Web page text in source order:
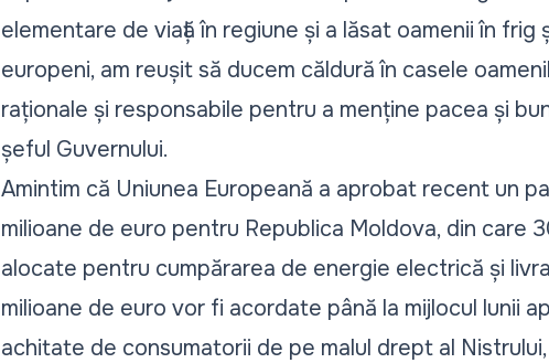
elementare de viață în regiune și a lăsat oamenii în
europeni, am reușit să ducem căldură în casele
raționale și responsabile pentru a menține pacea și
șeful Guvernului.
Amintim că Uniunea Europeană a aprobat recent un
milioane de euro pentru Republica Moldova, din care
alocate pentru cumpărarea de energie electrică și
milioane de euro vor fi acordate până la mijlocul lunii
achitate de consumatorii de pe malul drept al